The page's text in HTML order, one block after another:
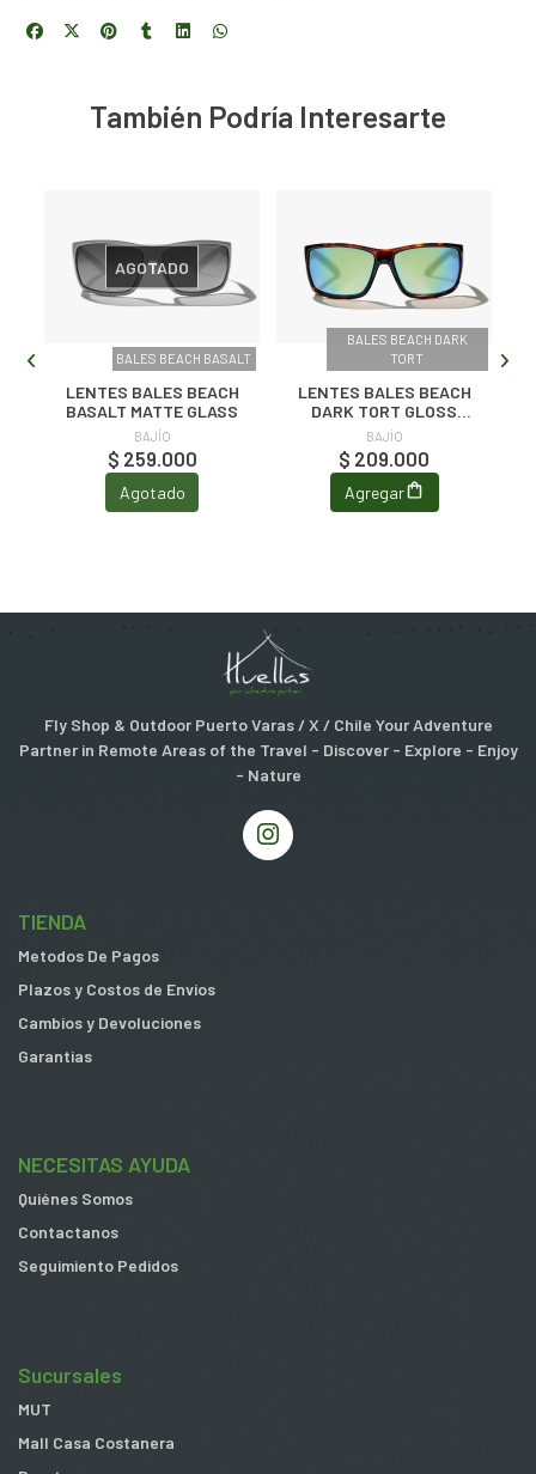
También Podría Interesarte
BALES BEACH BASALT
AGOTADO
LENTES BALES BEACH
BASALT MATTE GLASS
BAJÍO
$ 259.000
Agotado
BALES BEACH DARK
TORT
LENTES BALES BEACH
DARK TORT GLOSS
POLYCARBONATE
BAJÍO
$ 209.000
Agregar
Fly Shop & Outdoor Puerto Varas / X / Chile Your Adventure
Partner in Remote Areas of the Travel - Discover - Explore - Enjoy
- Nature
TIENDA
Metodos De Pagos
Plazos y Costos de Envios
Cambios y Devoluciones
Garantias
NECESITAS AYUDA
Quiénes Somos
Contactanos
Seguimiento Pedidos
Sucursales
MUT
Mall Casa Costanera